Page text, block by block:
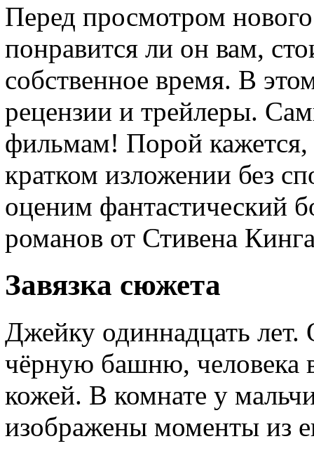
Перед просмотром
понравится ли он вам,
собственное время. В
рецензии и трейлеры.
фильмам! Порой кажется,
кратком изложении без
оценим фантастический
романов от Стивена
Завязка сюжета
Джейку одиннадцать
чёрную башню, человека
кожей. В комнате у
изображены моменты из